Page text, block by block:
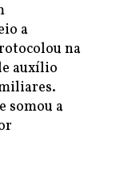
a
na
auxílio
somou a